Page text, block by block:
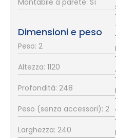
Dimensioni e peso
Peso: 2
Altezza: 1120
Profondità: 248
Peso (senza accessori): 2
Larghezza: 240